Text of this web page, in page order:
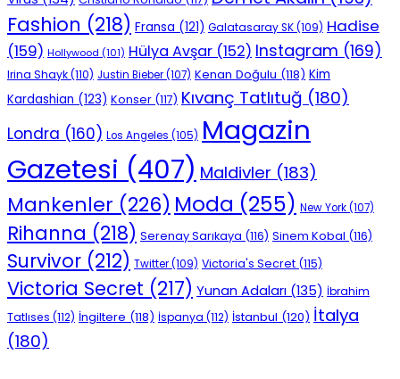
Fashion (218) Fransa (121) Galatasaray SK(109) Hadise
(159) Hollywood (101) Hülya Avşar (152) Instagram (169)
Irina Shayk(110) Justin Bieber(107) Kenan Doğulu (118) Kim
Kardashian (123) Konser (117) Kıvanç Tatlıtuğ (180)
Londra (160) Los Angeles (105) Magazin
Gazetesi (407) Maldivler (183)
Mankenler (226) Moda (255) New York(107)
Rihanna (218) Serenay Sarıkaya (116) Sinem Kobal (116)
Survivor (212) Twitter(109) Victoria's Secret (115)
Victoria Secret (217) Yunan Adaları (135) İbrahim
Tatlıses (112) İngiltere (118) İspanya (112) İstanbul (120) İtalya
(180)